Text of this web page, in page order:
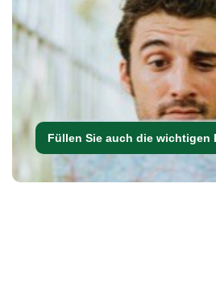
Füllen Sie auch die wichtigen